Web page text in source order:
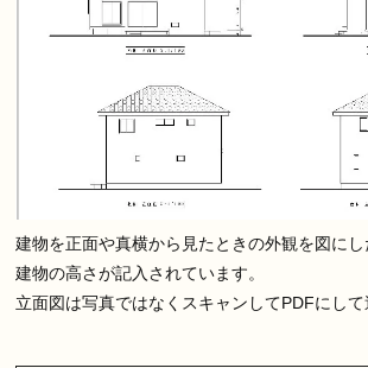
建物を正面や真横から見たときの外観を図にし
建物の高さが記入されています。
立面図は写真ではなく スキャンしてPDFにして